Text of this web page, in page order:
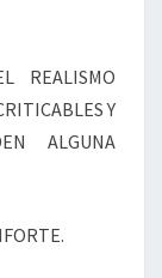
REALISMO
Y
ALGUNA